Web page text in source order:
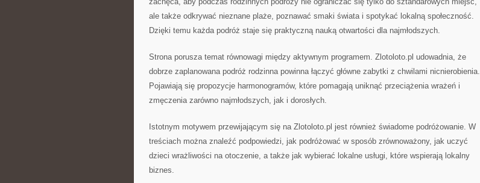
ale także odkrywać nieznane plaże, poznawać smaki świata i spotykać lokalną społeczność.
Dzięki temu każda podróż staje się praktyczną nauką otwartości dla najmłodszych.
Strona porusza temat równowagi między aktywnym programem. Zlotoloto.pl udowadnia, że
dobrze zaplanowana podróż rodzinna powinna łączyć główne zabytki z chwilami nicnierobienia.
Pojawiają się propozycje harmonogramów, które pomagają uniknąć przeciążenia wrażeń i
zmęczenia zarówno najmłodszych, jak i dorosłych.
Istotnym motywem przewijającym się na Zlotoloto.pl jest również świadome podróżowanie. W
treściach można znaleźć podpowiedzi, jak podróżować w sposób zrównoważony, jak uczyć
dzieci wrażliwości na otoczenie, a także jak wybierać lokalne usługi, które wspierają lokalny
biznes.